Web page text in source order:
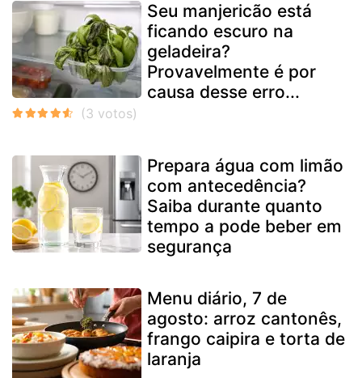
Seu manjericão está
ficando escuro na
geladeira?
Provavelmente é por
causa desse erro...
Prepara água com limão
com antecedência?
Saiba durante quanto
tempo a pode beber em
segurança
Menu diário, 7 de
agosto: arroz cantonês,
frango caipira e torta de
laranja